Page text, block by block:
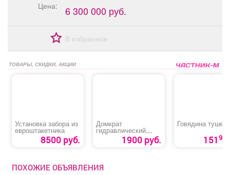
Цена:
6 300 000 руб.
В избранное
ТОВАРЫ, СКИДКИ, АКЦИИ
Установка забора из
евроштакетника
8500 руб.
Домкрат
гидравлический
бутылочный «Startul
Auto 8019-04»1900 руб.
Говядина
15190
ПОХОЖИЕ ОБЪЯВЛЕНИЯ